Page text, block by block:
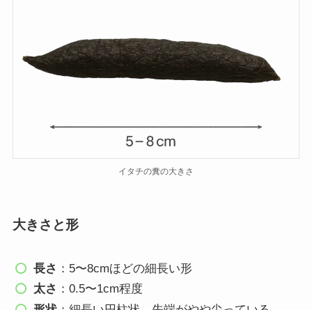
イタチの糞の大きさ
大きさと形
長さ ：5〜8cmほどの細長い形
太さ ：0.5〜1cm程度